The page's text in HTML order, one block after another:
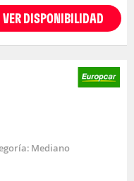
VER DISPONIBILIDAD
Mediano